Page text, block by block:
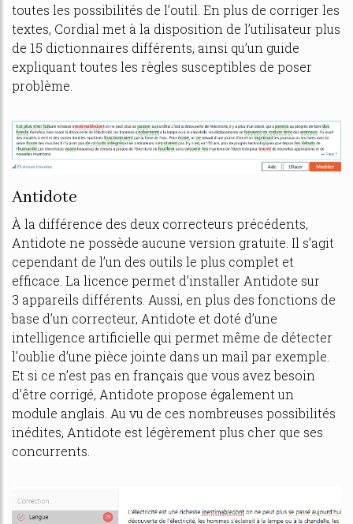
toutes les possibilités de l’outil. En plus de corriger les
textes, Cordial met à la disposition de l’utilisateur plus
de 15 dictionnaires différents, ainsi qu’un guide
expliquant toutes les règles susceptibles de poser
problème.
Antidote
À la différence des deux correcteurs précédents,
Antidote ne possède aucune version gratuite. Il s’agit
cependant de l’un des outils le plus complet et
efficace. La licence permet d’installer Antidote sur
3 appareils différents. Aussi, en plus des fonctions de
base d’un correcteur, Antidote et doté d’une
intelligence artificielle qui permet même de détecter
l’oublie d’une pièce jointe dans un mail par exemple.
Et si ce n’est pas en français que vous avez besoin
d’être corrigé, Antidote propose également un
module anglais. Au vu de ces nombreuses possibilités
inédites, Antidote est légèrement plus cher que ses
concurrents.